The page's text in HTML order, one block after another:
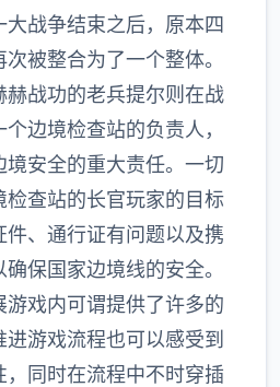
战争结束之后，原本四
被整合为了一个整体。
赫战功的老兵提尔则在战
边境检查站的负责人，
安全的重大责任。一切
检查站的长官玩家的目标
、通行证有问题以及携
保国家边境线的安全。
戏内可谓提供了许多的
游戏流程也可以感受到
同时在流程中不时穿插